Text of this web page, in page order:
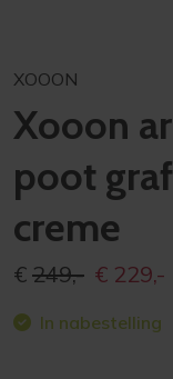
XOOON
Xooon
poot
creme
€ 249,-
was:
€ 229,-
In nabestelling